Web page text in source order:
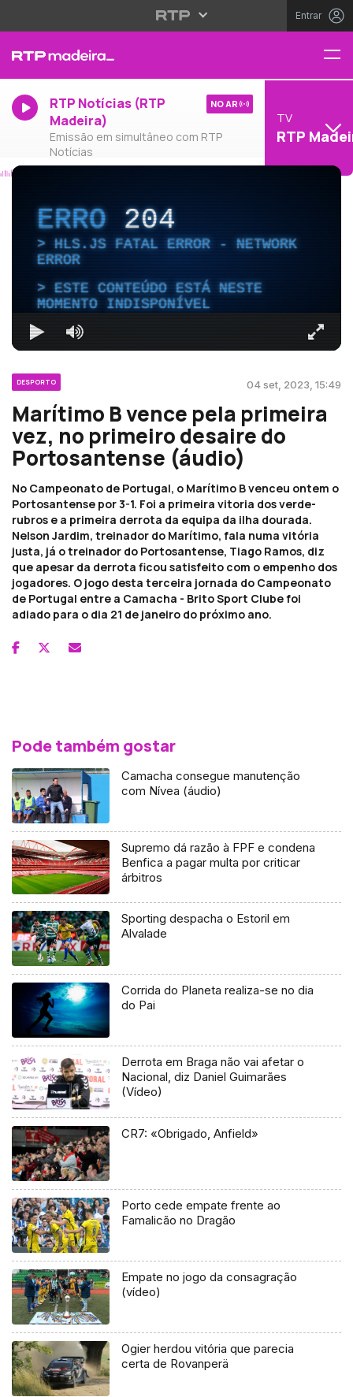
Entrar
RTP Notícias (RTP
Madeira)
Emissão em simultâneo com RTP
Notícias
NO AR
TV
RTP
ERRO204
HLS.JS FATAL ERROR - NETWORK
ERROR
ESTE CONTEÚDO ESTÁ NESTE
MOMENTO INDISPONÍVEL
DESPORTO 04 set, 2023, 15:49
Marítimo B vence pela primeira
vez, no primeiro desaire do
Portosantense (áudio)
No Campeonato de Portugal, o Marítimo B venceu ontem o
Portosantense por 3-1. Foi a primeira vitoria dos verde-
rubros e a primeira derrota da equipa da ilha dourada.
Nelson Jardim, treinador do Marítimo, fala numa vitória
justa, já o treinador do Portosantense, Tiago Ramos, diz
que apesar da derrota ficou satisfeito com o empenho dos
jogadores. O jogo desta terceira jornada do Campeonato
de Portugal entre a Camacha - Brito Sport Clube foi
adiado para o dia 21 de janeiro do próximo ano.
Pode também gostar
Camacha consegue manutenção
com Nívea (áudio)
Supremo dá razão à FPF e condena
Benfica a pagar multa por criticar
árbitros
Sporting despacha o Estoril em
Alvalade
Corrida do Planeta realiza-se no dia
do Pai
Derrota em Braga não vai afetar o
Nacional, diz Daniel Guimarães
(Vídeo)
CR7: «Obrigado, Anfield»
Porto cede empate frente ao
Famalicão no Dragão
Empate no jogo da consagração
(vídeo)
Ogier herdou vitória que parecia
certa de Rovanperä